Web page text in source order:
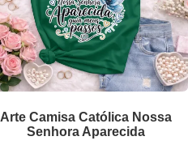
Arte Camisa Católica Nossa
Senhora Aparecida